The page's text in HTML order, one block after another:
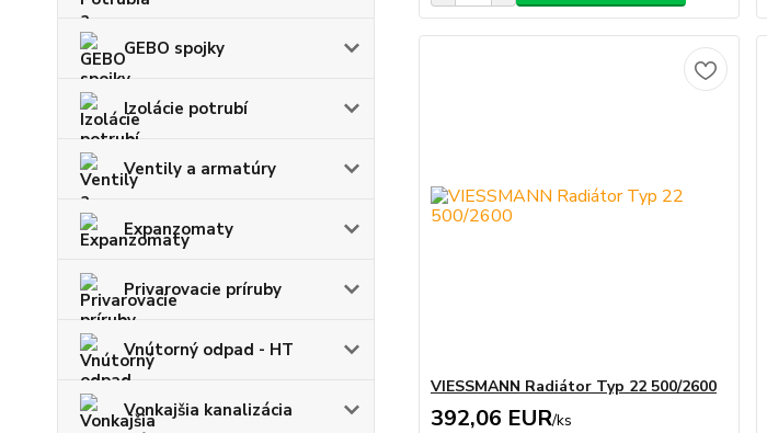
GEBO spojky
Izolácie potrubí
Ventily a armatúry
Expanzomaty
Privarovacie príruby
Vnútorný odpad - HT
Vonkajšia kanalizácia
VIESSMANN Radiátor Typ 22 500/2600
392,06 EUR/ks